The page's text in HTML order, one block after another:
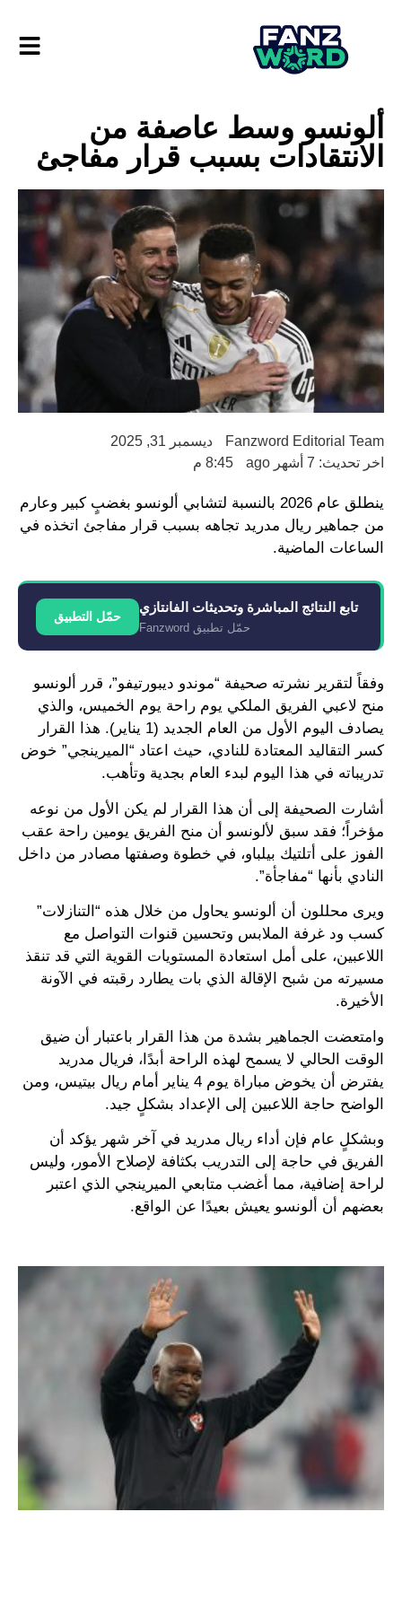
ألونسو وسط عاصفة من
الانتقادات بسبب قرار مفاجئ
Fanzword Editorial Team
ديسمبر 31, 2025
اخر تحديث: 7 أشهر ago
8:45 م
ينطلق عام 2026 بالنسبة لتشابي ألونسو بغضبٍ كبير وعارم
من جماهير ريال مدريد تجاهه بسبب قرار مفاجئ اتخذه في
الساعات الماضية.
تابع النتائج المباشرة وتحديثات الفانتازي
حمّل تطبيق Fanzword
حمّل التطبيق
وفقاً لتقرير نشرته صحيفة “موندو ديبورتيفو”، قرر ألونسو
منح لاعبي الفريق الملكي يوم راحة يوم الخميس، والذي
يصادف اليوم الأول من العام الجديد (1 يناير). هذا القرار
كسر التقاليد المعتادة للنادي، حيث اعتاد “الميرينجي” خوض
تدريباته في هذا اليوم لبدء العام بجدية وتأهب.
أشارت الصحيفة إلى أن هذا القرار لم يكن الأول من نوعه
مؤخراً؛ فقد سبق لألونسو أن منح الفريق يومين راحة عقب
الفوز على أتلتيك بيلباو، في خطوة وصفتها مصادر من داخل
النادي بأنها “مفاجأة”.
ويرى محللون أن ألونسو يحاول من خلال هذه “التنازلات”
كسب ود غرفة الملابس وتحسين قنوات التواصل مع
اللاعبين، على أمل استعادة المستويات القوية التي قد تنقذ
مسيرته من شبح الإقالة الذي بات يطارد رقبته في الآونة
الأخيرة.
وامتعضت الجماهير بشدة من هذا القرار باعتبار أن ضيق
الوقت الحالي لا يسمح لهذه الراحة أبدًا، فريال مدريد
يفترض أن يخوض مباراة يوم 4 يناير أمام ريال بيتيس، ومن
الواضح حاجة اللاعبين إلى الإعداد بشكلٍ جيد.
وبشكلٍ عام فإن أداء ريال مدريد في آخر شهر يؤكد أن
الفريق في حاجة إلى التدريب بكثافة لإصلاح الأمور، وليس
لراحة إضافية، مما أغضب متابعي الميرينجي الذي اعتبر
بعضهم أن ألونسو يعيش بعيدًا عن الواقع.